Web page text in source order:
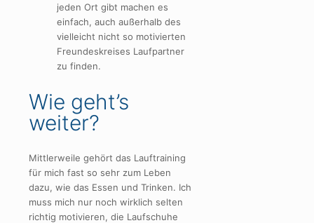
jeden Ort gibt machen es
einfach, auch außerhalb des
vielleicht nicht so motivierten
Freundeskreises Laufpartner
zu finden.
Wie geht’s
weiter?
Mittlerweile gehört das Lauftraining
für mich fast so sehr zum Leben
dazu, wie das Essen und Trinken. Ich
muss mich nur noch wirklich selten
richtig motivieren, die Laufschuhe